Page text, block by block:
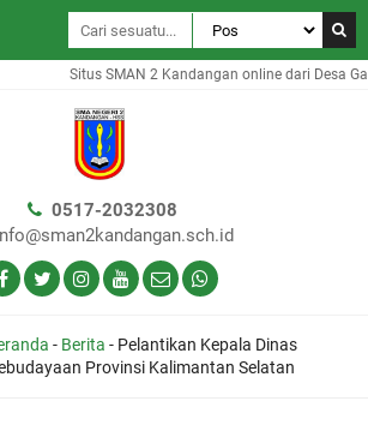
Situs SMAN 2 Kandangan online dari Desa
0517-2032308
- Berita - Pelantikan Kepala Dinas
Provinsi Kalimantan Selatan